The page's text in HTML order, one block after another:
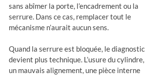
sans abîmer la porte, l’encadrement ou la
serrure. Dans ce cas, remplacer tout le
mécanisme n’aurait aucun sens.
Quand la serrure est bloquée, le diagnostic
devient plus technique. L’usure du cylindre,
un mauvais alignement, une pièce interne